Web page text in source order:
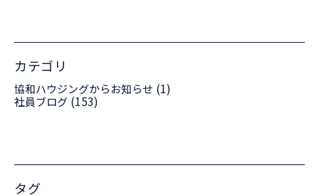
カテゴリ
協和ハウジングからお知らせ (1)
社員ブログ (153)
タグ